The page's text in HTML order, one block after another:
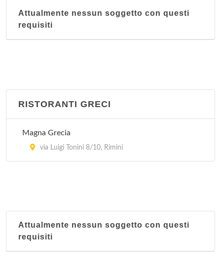
Attualmente nessun soggetto con questi
requisiti
RISTORANTI GRECI
Magna Grecia
via Luigi Tonini 8/10, Rimini
Attualmente nessun soggetto con questi
requisiti